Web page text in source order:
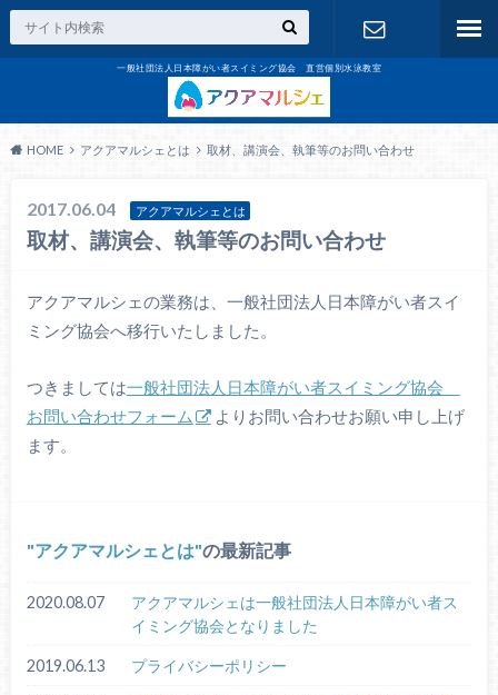
一般社団法人日本障がい者スイミング協会 直営個別水泳教室
HOME アクアマルシェとは 取材、講演会、執筆等のお問い合わせ
2017.06.04 アクアマルシェとは
取材、講演会、執筆等のお問い合わせ
アクアマルシェの業務は、一般社団法人日本障がい者スイ
ミング協会へ移行いたしました。
つきましては一般社団法人日本障がい者スイミング協会
お問い合わせフォーム
よりお問い合わせお願い申し上げ
ます。
アクアマルシェとは の最新記事
2020.08.07
アクアマルシェは一般社団法人日本障がい者ス
イミング協会となりました
2019.06.13 プライバシーポリシー